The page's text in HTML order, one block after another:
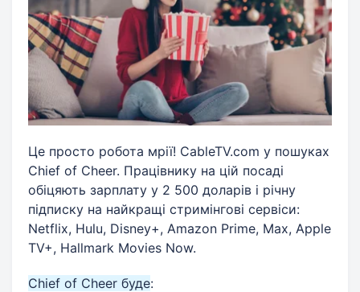
Це просто робота мрії! CableTV.com у пошуках
Chief of Cheer. Працівнику на цій посаді
обіцяють зарплату у 2 500 доларів і річну
підписку на найкращі стримінгові сервіси:
Netflix, Hulu, Disney+, Amazon Prime, Max, Apple
TV+, Hallmark Movies Now.
Chief of Cheer буде: